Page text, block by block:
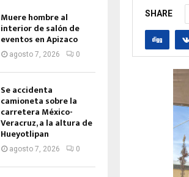
SHARE
Muere hombre al
interior de salón de
eventos en Apizaco
agosto 7, 2026 0
Se accidenta
camioneta sobre la
carretera México-
Veracruz, a la altura de
Hueyotlipan
agosto 7, 2026 0